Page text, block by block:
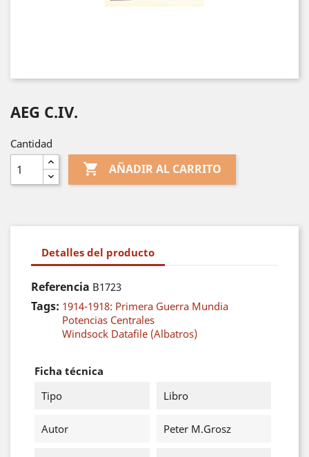
AEG C.IV.
Cantidad
 AÑADIR AL CARRITO
Detalles del producto
Referencia B1723
Tags: 1914-1918: Primera Guerra Mundia
Potencias Centrales
Windsock Datafile (Albatros)
Ficha técnica
Tipo
Libro
Autor Peter M.Grosz